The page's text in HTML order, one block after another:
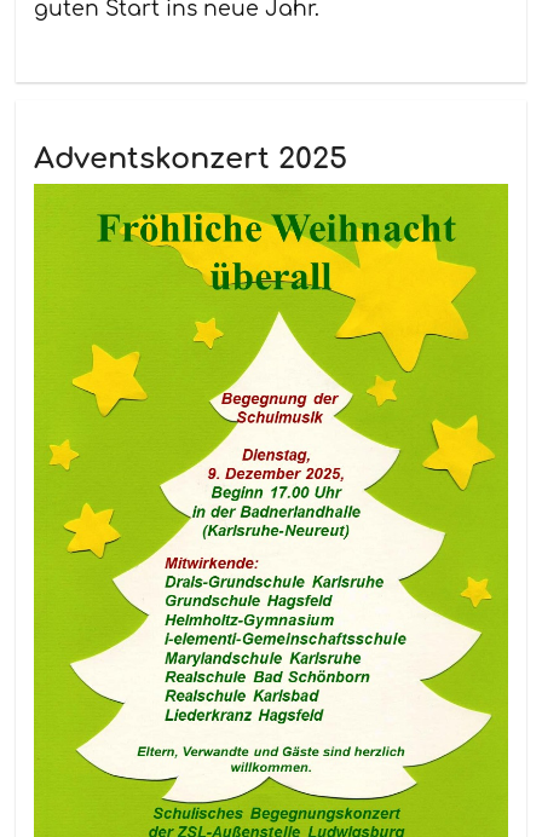
guten Start ins neue Jahr.
Adventskonzert 2025